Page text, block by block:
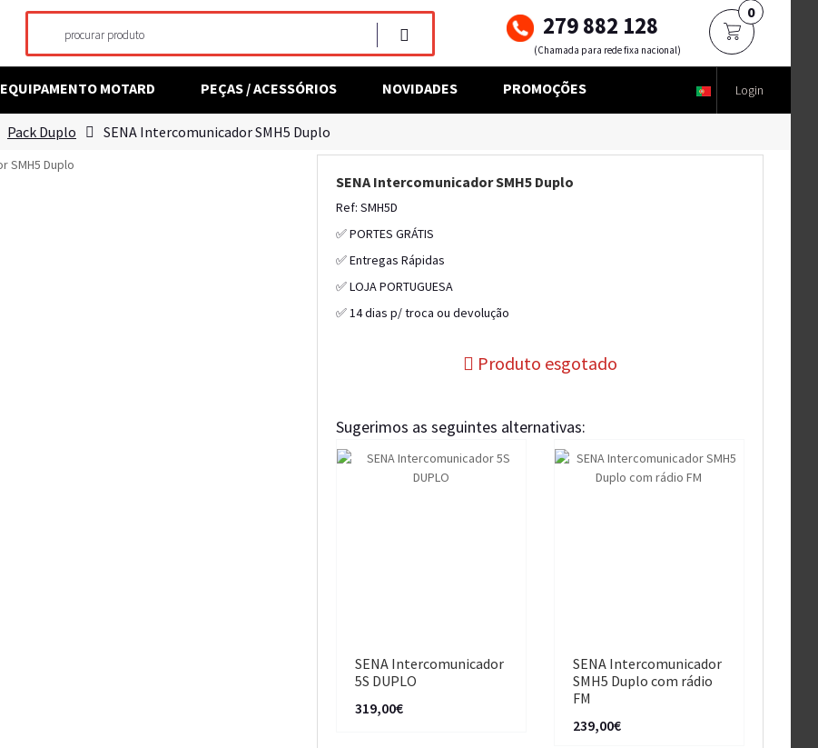
EQUIPAMENTO MOTARD PEÇAS / ACESSÓRIOS NOVIDADES PROMOÇÕES Login
279 882 128
(Chamada para rede fixa nacional)
0
Pack Duplo SENA Intercomunicador SMH5 Duplo
SENA Intercomunicador SMH5 Duplo
Ref: SMH5D
✅ PORTES GRÁTIS
✅ Entregas Rápidas
✅ LOJA PORTUGUESA
✅ 14 dias p/ troca ou devolução
Produto esgotado
Sugerimos as seguintes alternativas:
SENA Intercomunicador
5S DUPLO
319,00€
SENA Intercomunicador
SMH5 Duplo com rádio
FM
239,00€